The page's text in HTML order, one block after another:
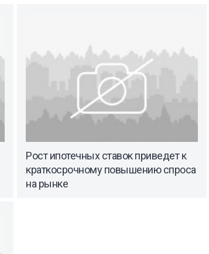
Рост ипотечных ставок приведет к
краткосрочному повышению спроса
на рынке